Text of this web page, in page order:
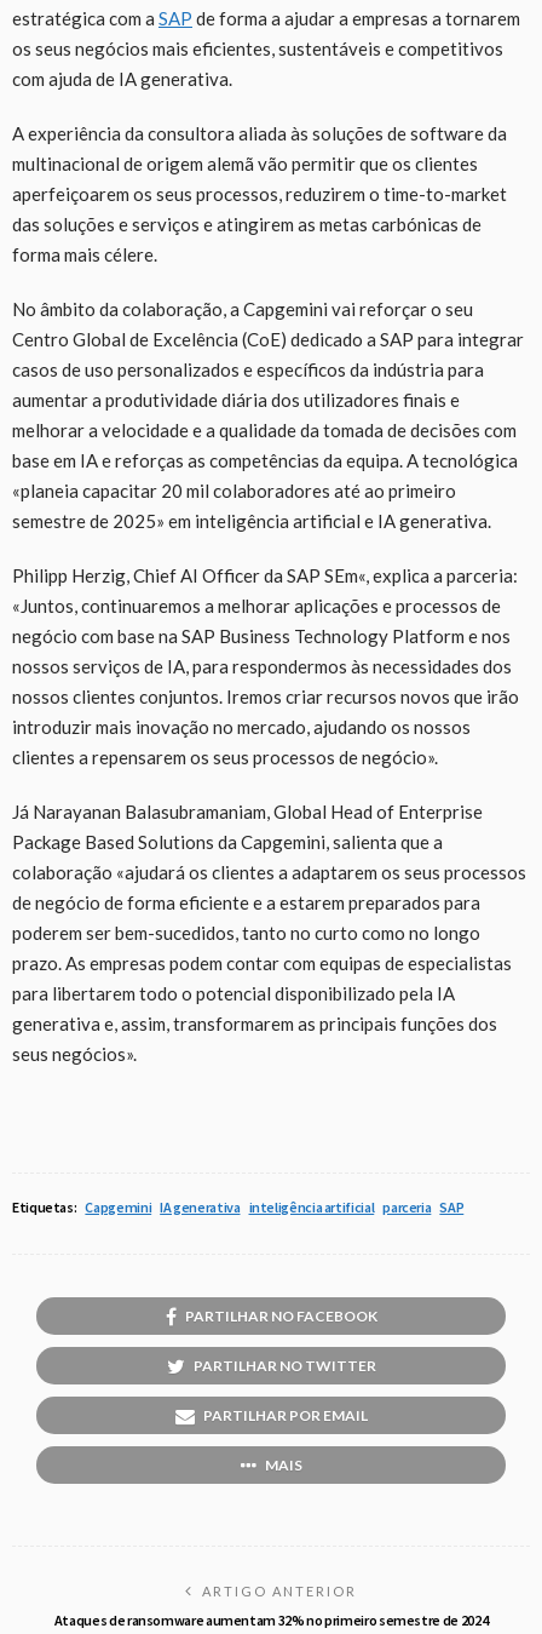
estratégica com a SAP de forma a ajudar a empresas a tornarem
os seus negócios mais eficientes, sustentáveis e competitivos
com ajuda de IA generativa.
A experiência da consultora aliada às soluções de software da
multinacional de origem alemã vão permitir que os clientes
aperfeiçoarem os seus processos, reduzirem o time-to-market
das soluções e serviços e atingirem as metas carbónicas de
forma mais célere.
No âmbito da colaboração, a Capgemini vai reforçar o seu
Centro Global de Excelência (CoE) dedicado a SAP para integrar
casos de uso personalizados e específicos da indústria para
aumentar a produtividade diária dos utilizadores finais e
melhorar a velocidade e a qualidade da tomada de decisões com
base em IA e reforças as competências da equipa. A tecnológica
«planeia capacitar 20 mil colaboradores até ao primeiro
semestre de 2025» em inteligência artificial e IA generativa.
Philipp Herzig, Chief AI Officer da SAP SEm«, explica a parceria:
«Juntos, continuaremos a melhorar aplicações e processos de
negócio com base na SAP Business Technology Platform e nos
nossos serviços de IA, para respondermos às necessidades dos
nossos clientes conjuntos. Iremos criar recursos novos que irão
introduzir mais inovação no mercado, ajudando os nossos
clientes a repensarem os seus processos de negócio».
Já Narayanan Balasubramaniam, Global Head of Enterprise
Package Based Solutions da Capgemini, salienta que a
colaboração «ajudará os clientes a adaptarem os seus processos
de negócio de forma eficiente e a estarem preparados para
poderem ser bem-sucedidos, tanto no curto como no longo
prazo. As empresas podem contar com equipas de especialistas
para libertarem todo o potencial disponibilizado pela IA
generativa e, assim, transformarem as principais funções dos
seus negócios».
Etiquetas: Capgemini IA generativa inteligência artificial parceria SAP
PARTILHAR NO FACEBOOK
PARTILHAR NO TWITTER
PARTILHAR POR EMAIL
MAIS
ARTIGO ANTERIOR
Ataques de ransomware aumentam 32% no primeiro semestre de 2024